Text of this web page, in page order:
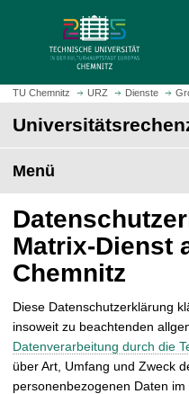
z
m
t
e
i
t
u
f
r
u
f
e
n
TU Chemnitz URZ Dienste
Menü
Matrix-Dienst
Chemnitz
Diese Datenschutzerklärung
insoweit zu beachtenden
Datenverarbeitung durch die
über Art, Umfang und Zweck
personenbezogenen Daten